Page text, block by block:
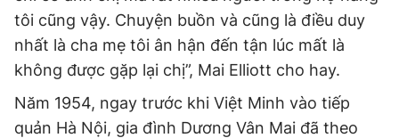
tôi cũng vậy. Chuyện buồn và cũng là điều duy
nhất là cha mẹ tôi ân hận đến tận lúc mất là
không được gặp lại chị”, Mai Elliott cho hay.
Năm 1954, ngay trước khi Việt Minh vào tiếp
quản Hà Nội, gia đình Dương Vân Mai đã theo